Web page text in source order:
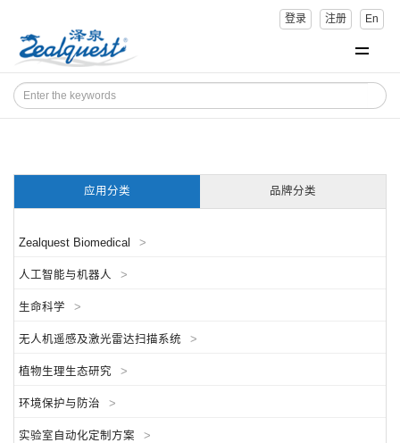
登录 注册 En
应用分类 品牌分类
Zealquest Biomedical >
人工智能与机器人 >
生命科学 >
无人机遥感及激光雷达扫描系统 >
植物生理生态研究 >
环境保护与防治 >
实验室自动化定制方案 >